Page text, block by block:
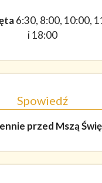
6:30, 8:00, 10:00,
i 18:00
Spowiedź
przed Mszą